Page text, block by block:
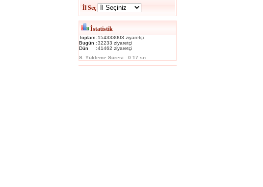
İl Seç
İstatistik
Toplam: 154333003 ziyaretçi
Bugün :32233 ziyaretçi
Dün
:41462 ziyaretçi
S. Yükleme Süresi : 0.17 sn